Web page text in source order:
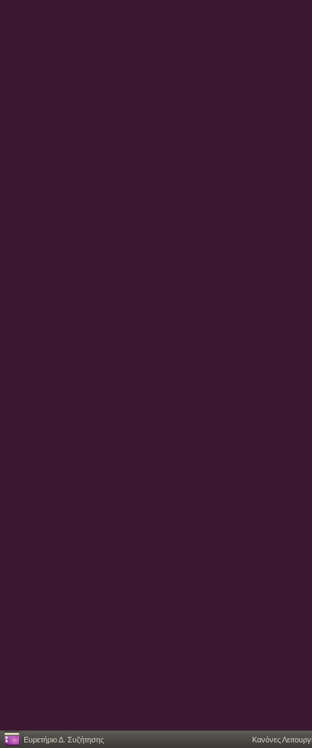
Ευρετήριο Δ. Συζήτησης Κανόνες